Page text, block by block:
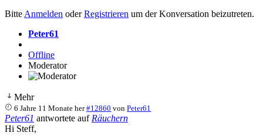
Bitte Anmelden oderRegistrieren um der Konversation beizutreten.
Peter61
Offline
Moderator
Mehr
6 Jahre 11 Monate her #12860 vonPeter61
Peter61 antwortete auf Räuchern
Hi Steff,